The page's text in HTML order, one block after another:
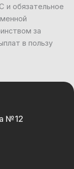
обязательное
за
в пользу
№12